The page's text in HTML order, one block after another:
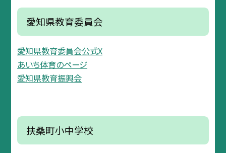
愛知県教育委員会
愛知県教育委員会公式X
あいち体育のページ
愛知県教育振興会
扶桑町小中学校